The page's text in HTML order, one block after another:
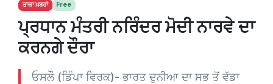
ਤਾਜ਼ਾ ਖ਼ਬਰਾਂ Free
ਪ੍ਰਧਾਨ ਮੰਤਰੀ ਨਰਿੰਦਰ ਮੋਦੀ ਨਾਰਵੇ ਦਾ
ਕਰਨਗੇ ਦੌਰਾ
ਓਸਲੌ (ਡਿੰਪਾ ਵਿਰਕ)- ਭਾਰਤ ਦੁਨੀਆ ਦਾ ਸਭ ਤੋਂ ਵੱਡਾ